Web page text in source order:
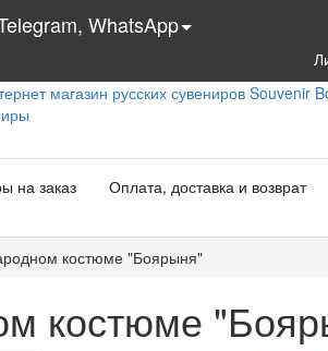
WhatsApp
на заказ Оплата, доставка и возврат
костюме "Боярыня"
костюме